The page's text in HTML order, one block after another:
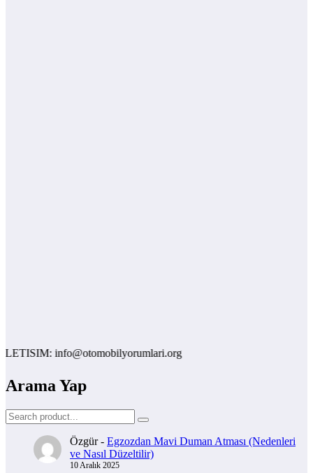
info@otomobilyorumlari.org
Arama Yap
Özgür- Egzozdan Mavi Duman Atması (Nedenleri
ve Nasıl Düzeltilir)
10 Aralık 2025